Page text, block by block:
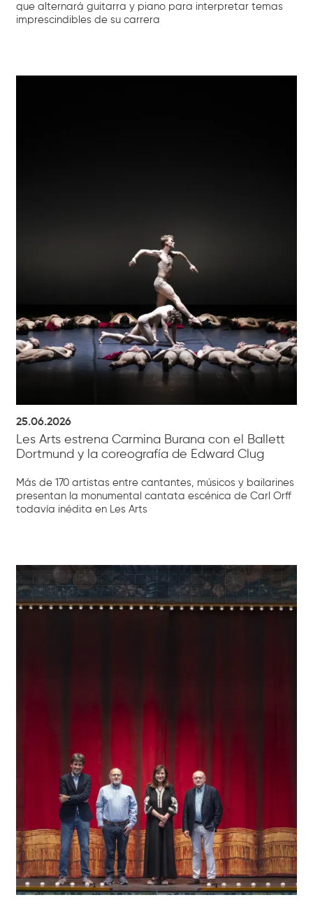
que alternará guitarra y piano para interpretar temas
imprescindibles de su carrera
25.06.2026
Les Arts estrena Carmina Burana con el Ballett
Dortmund y la coreografía de Edward Clug
Más de 170 artistas entre cantantes, músicos y bailarines
presentan la monumental cantata escénica de Carl Orff
todavía inédita en Les Arts